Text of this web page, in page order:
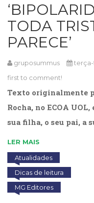
Educação
Educação
Especial
Fisioterapia
(54)
Gestalt-
(93)
Jornalismo
LGBTQIA+
(66)
Literatura
Erótica
TODA
PARECE’
gruposummus terça-
first to comment!
Texto originalmente
Rocha, no ECOA
sua filha, o seu pai, a
LER MAIS
Atualidades
Dicas de leitura
MG Editores